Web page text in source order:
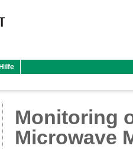
Hilfe
Monitoring
Microwave